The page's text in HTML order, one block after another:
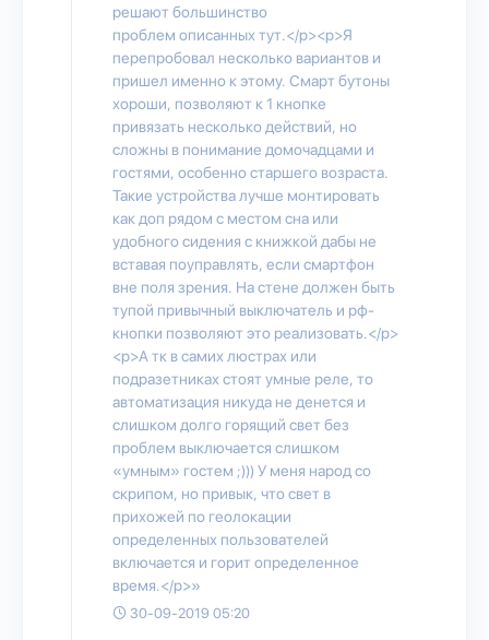
решают большинство
проблем описанных тут.</p><p>Я
перепробовал несколько вариантов и
пришел именно к этому. Смарт бутоны
хороши, позволяют к 1 кнопке
привязать несколько действий, но
сложны в понимание домочадцами и
гостями, особенно старшего возраста.
Такие устройства лучше монтировать
как доп рядом с местом сна или
удобного сидения с книжкой дабы не
вставая поуправлять, если смартфон
вне поля зрения. На стене должен быть
тупой привычный выключатель и рф-
кнопки позволяют это реализовать.</p>
<p>А тк в самих люстрах или
подразетниках стоят умные реле, то
автоматизация никуда не денется и
слишком долго горящий свет без
проблем выключается слишком
«умным» гостем ;))) У меня народ со
скрипом, но привык, что свет в
прихожей по геолокации
определенных пользователей
включается и горит определенное
время.</p>»
30-09-2019 05:20